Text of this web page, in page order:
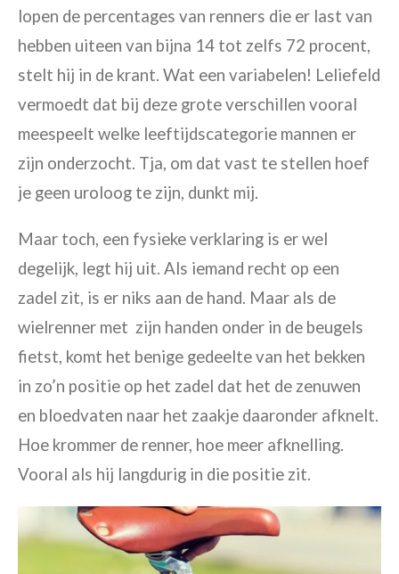
lopen de percentages van renners die er last van
hebben uiteen van bijna 14 tot zelfs 72 procent,
stelt hij in de krant. Wat een variabelen! Leliefeld
vermoedt dat bij deze grote verschillen vooral
meespeelt welke leeftijdscategorie mannen er
zijn onderzocht. Tja, om dat vast te stellen hoef
je geen uroloog te zijn, dunkt mij.
Maar toch, een fysieke verklaring is er wel
degelijk, legt hij uit. Als iemand recht op een
zadel zit, is er niks aan de hand. Maar als de
wielrenner met zijn handen onder in de beugels
fietst, komt het benige gedeelte van het bekken
in zo’n positie op het zadel dat het de zenuwen
en bloedvaten naar het zaakje daaronder afknelt.
Hoe krommer de renner, hoe meer afknelling.
Vooral als hij langdurig in die positie zit.